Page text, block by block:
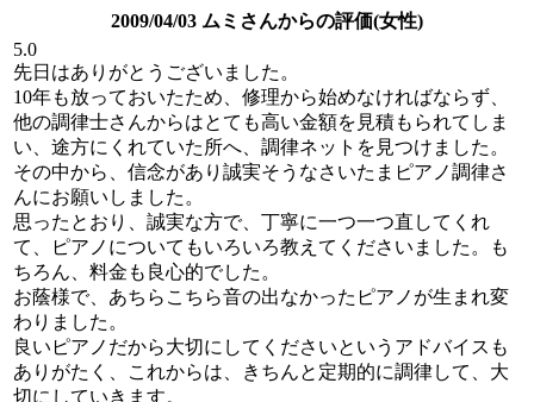
2009/04/03 ムミさんからの評価(女性)
5.0
先日はありがとうございました。
10年も放っておいたため、修理から始めなければならず、
他の調律士さんからはとても高い金額を見積もられてしま
い、途方にくれていた所へ、調律ネットを見つけました。
その中から、信念があり誠実そうなさいたまピアノ調律さ
んにお願いしました。
思ったとおり、誠実な方で、丁寧に一つ一つ直してくれ
て、ピアノについてもいろいろ教えてくださいました。も
ちろん、料金も良心的でした。
お蔭様で、あちらこちら音の出なかったピアノが生まれ変
わりました。
良いピアノだから大切にしてくださいというアドバイスも
ありがたく、これからは、きちんと定期的に調律して、大
切にしていきます。